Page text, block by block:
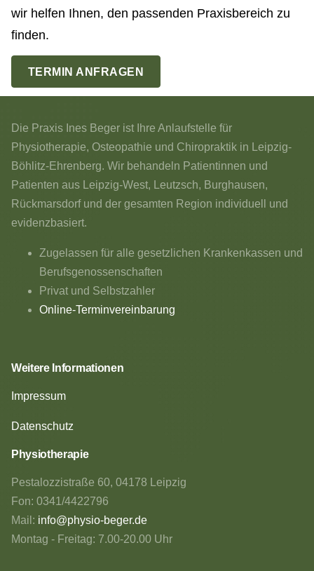
wir helfen Ihnen, den passenden Praxisbereich zu
finden.
TERMIN ANFRAGEN
Die Praxis Ines Beger ist Ihre Anlaufstelle für
Physiotherapie, Osteopathie und Chiropraktik in Leipzig-
Böhlitz-Ehrenberg. Wir behandeln Patientinnen und
Patienten aus Leipzig-West, Leutzsch, Burghausen,
Rückmarsdorf und der gesamten Region individuell und
evidenzbasiert.
Zugelassen für alle gesetzlichen Krankenkassen und
Berufsgenossenschaften
Privat und Selbstzahler
Online-Terminvereinbarung
Weitere Informationen
Impressum
Datenschutz
Physiotherapie
Pestalozzistraße 60, 04178 Leipzig
Fon: 0341/4422796
Mail: info@physio-beger.de
Montag - Freitag: 7.00-20.00 Uhr